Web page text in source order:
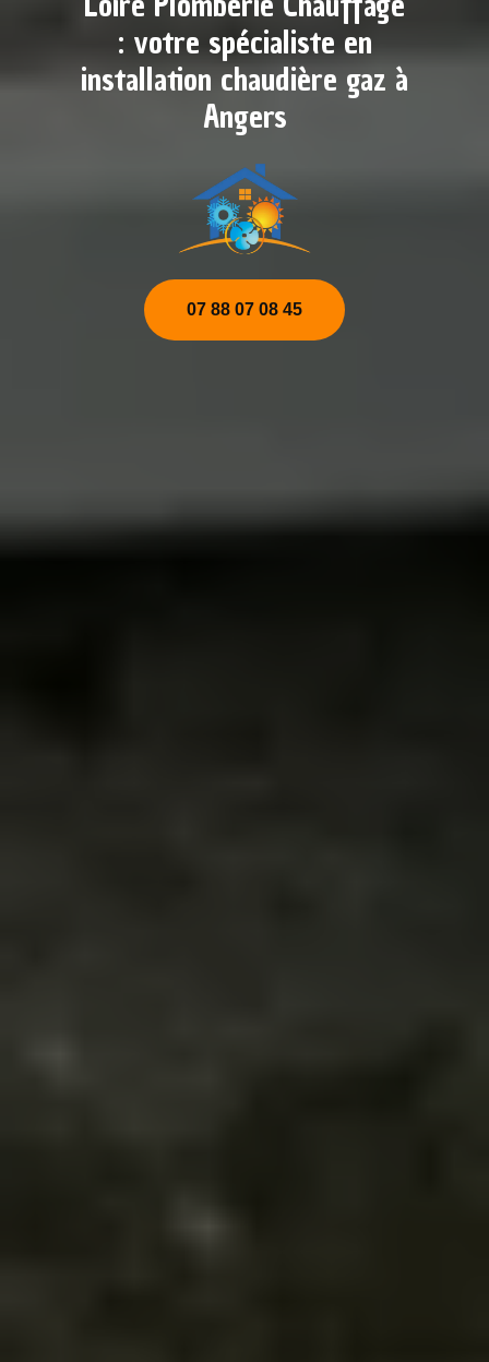
: votre spécialiste en
installation chaudière gaz à
Angers
07 88 07 08 45